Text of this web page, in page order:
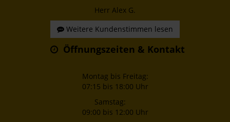
Herr Alex G.
Weitere Kundenstimmen lesen
Öffnungszeiten & Kontakt
Montag bis Freitag:
07:15 bis 18:00 Uhr
Samstag:
09:00 bis 12:00 Uhr